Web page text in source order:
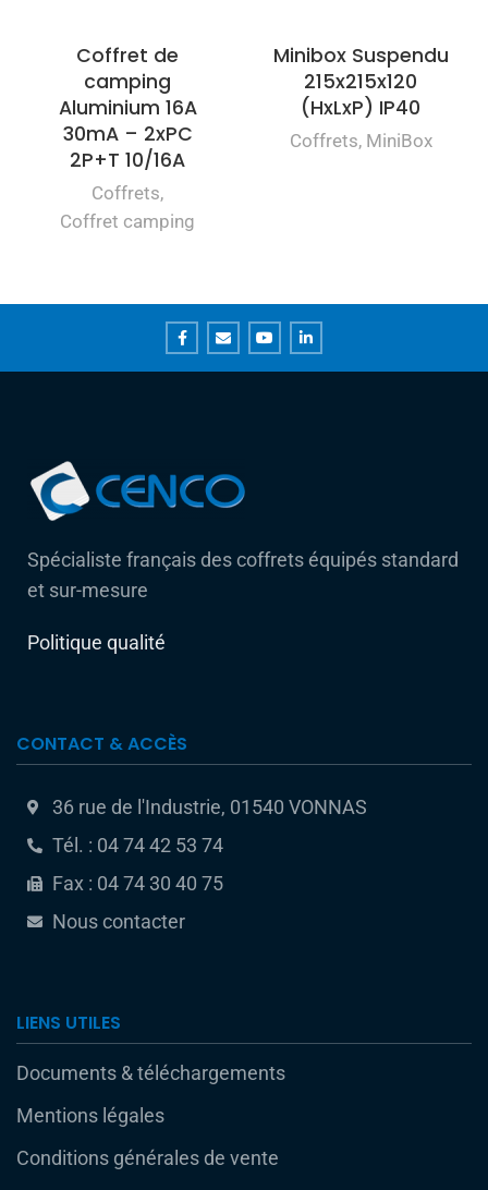
Coffret de
camping
Aluminium 16A
30mA – 2xPC
2P+T 10/16A
Coffrets,
Coffret camping
Minibox Suspendu
215x215x120
(HxLxP) IP40
Coffrets, MiniBox
Spécialiste français des coffrets équipés standard
et sur-mesure
Politique qualité
CONTACT & ACCÈS
36 rue de l'Industrie, 01540 VONNAS
Tél. : 04 74 42 53 74
Fax : 04 74 30 40 75
Nous contacter
LIENS UTILES
Documents & téléchargements
Mentions légales
Conditions générales de vente